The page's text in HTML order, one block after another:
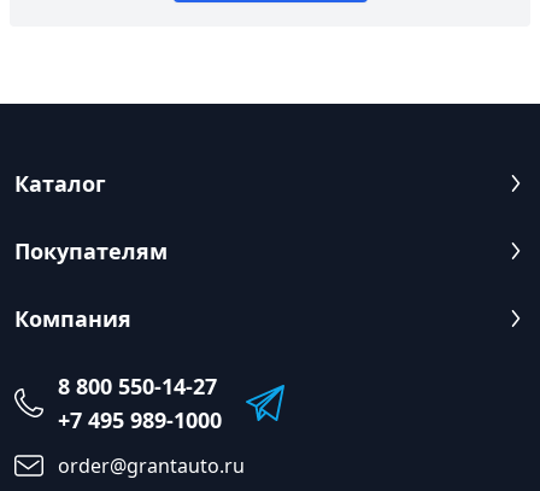
Каталог
Покупателям
Компания
8 800 550-14-27
+7 495 989-1000
order@grantauto.ru